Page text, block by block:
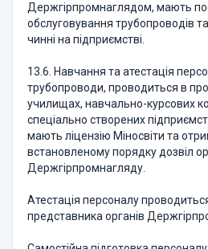
Держгірпромнаглядом, мають
обслуговування трубопроводів та
чинні на підприємстві.
13.6. Навчання та атестація
трубопроводи, проводиться в
училищах, навчально-курсових
спеціально створених
мають ліцензію Міносвіти та
встановленому порядку дозвіл
Держгірпромнагляду.
Атестація персоналу
представника органів